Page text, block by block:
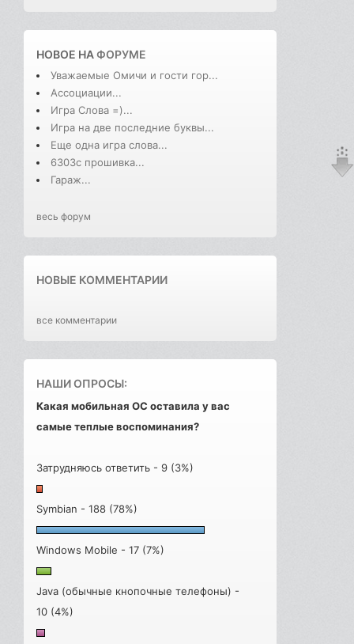
НОВОЕ НАФОРУМЕ
Уважаемые Омичи и гости гор...
Ассоциации...
Игра Слова =)...
Игра на две последние буквы...
Еще одна игра слова...
6303с прошивка...
Гараж...
весь форум
НОВЫЕ КОММЕНТАРИИ
все комментарии
НАШИ ОПРОСЫ:
Какая мобильная ОС оставила у вас
самые теплые воспоминания?
Затрудняюсь ответить - 9 (3%)
Symbian - 188 (78%)
Windows Mobile - 17 (7%)
Java (обычные кнопочные телефоны) -
10 (4%)